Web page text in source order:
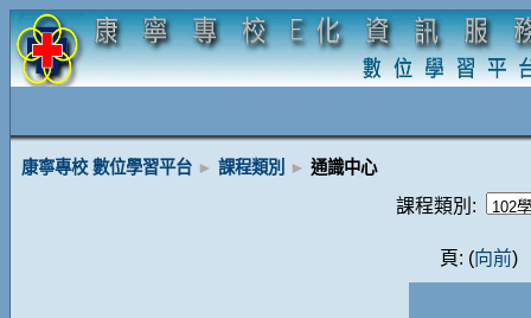
康寧專校 數位學習平台 ► 課程類別 ► 通識中心
課程類別:
頁: (向前)